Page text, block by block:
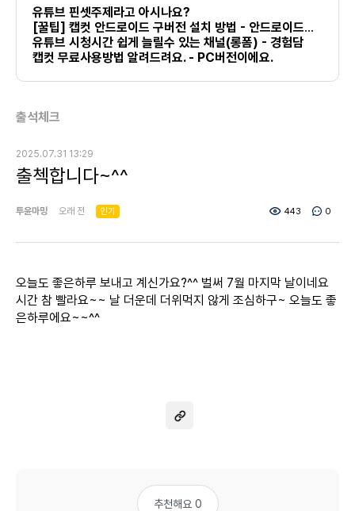
유튜브 핀셋주제라고 아시나요?
[꿀팁] 캡컷 안드로이드 구버전 설치 방법 - 안드로이드만 가능
유튜브 시청시간 쉽게 늘릴수 있는 채널(롱폼) - 경험담
캡컷 무료사용방법 알려드려요. - PC버전이에요.
출석체크
2025.07.31 13:29
출첵합니다~^^
투윤마밍 오래 전 인기 443 0
오늘도 좋은하루 보내고 계신가요?^^ 벌써 7월 마지막 날이네요
시간 참 빨라요~~ 날 더운데 더위먹지 않게 조심하구~ 오늘도 좋
은하루에요~~^^
추천해요 0